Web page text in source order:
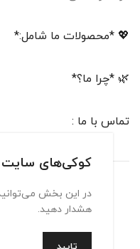
💖 *محصولات ما شامل:*
🌿 *چرا ما؟*
تماس با ما :
تماس
کوکی‌های سایت
در این بخش
هشدار دهید.